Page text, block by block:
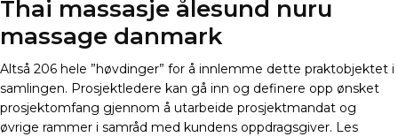
Thai massasje ålesund nuru
massage danmark
Altså 206 hele ”høvdinger” for å innlemme dette praktobjektet i
samlingen. Prosjektledere kan gå inn og definere opp ønsket
prosjektomfang gjennom å utarbeide prosjektmandat og
øvrige rammer i samråd med kundens oppdragsgiver. Les